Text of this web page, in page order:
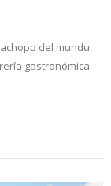
del mundu
gastronómica